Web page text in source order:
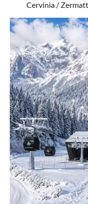
Cervinia /